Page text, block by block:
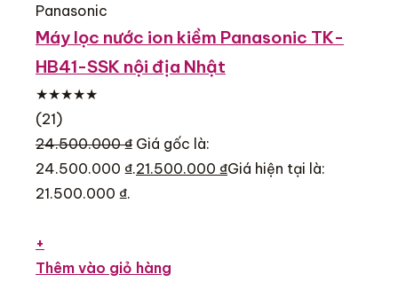
Panasonic
Máy lọc nước ion kiềm Panasonic TK-
HB41-SSK nội địa Nhật
★★★★★
(21)
24.500.000 ₫ Giá gốc là:
24.500.000 ₫.21.500.000 ₫Giá hiện tại là:
21.500.000 ₫.
+
Thêm vào giỏ hàng